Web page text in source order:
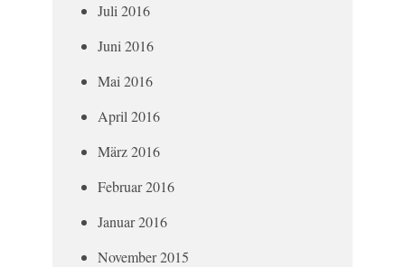
Juli 2016
Juni 2016
Mai 2016
April 2016
März 2016
Februar 2016
Januar 2016
November 2015